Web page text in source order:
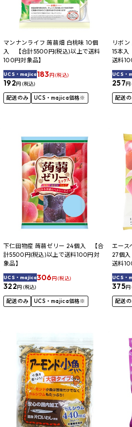
マンナンライフ 蒟蒻畑 白桃味 10個
入 【合計5500円(税込)以上で送料
100円対象品】
UCS・majica183円 (税込)
192円 (税込)
配送のみ UCS・majica価格※
リボ
15本
送料
UCS・
257円
配送
下仁田物産 蒟蒻ゼリー 24個入 【合
計5500円(税込)以上で送料100円対
象品】
UCS・majica306円 (税込)
322円 (税込)
配送のみ UCS・majica価格※
エース
27個
送料
UCS・
375円
配送